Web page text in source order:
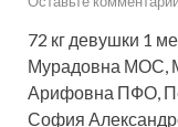
72 кг девушки 1
Мурадовна МОС,
Арифовна ПФО,
София